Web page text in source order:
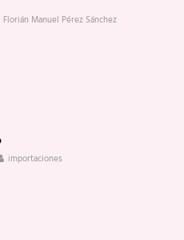
Florián Manuel Pérez Sánchez
importaciones